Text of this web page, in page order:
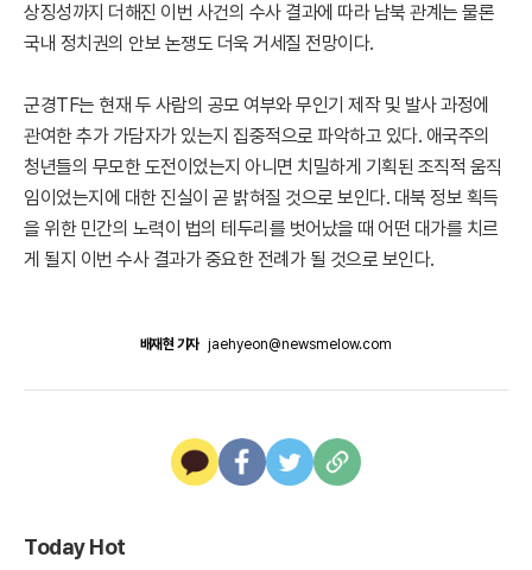
상징성까지 더해진 이번 사건의 수사 결과에 따라 남북 관계는 물론
국내 정치권의 안보 논쟁도 더욱 거세질 전망이다.
군경TF는 현재 두 사람의 공모 여부와 무인기 제작 및 발사 과정에
관여한 추가 가담자가 있는지 집중적으로 파악하고 있다. 애국주의
청년들의 무모한 도전이었는지 아니면 치밀하게 기획된 조직적 움직
임이었는지에 대한 진실이 곧 밝혀질 것으로 보인다. 대북 정보 획득
을 위한 민간의 노력이 법의 테두리를 벗어났을 때 어떤 대가를 치르
게 될지 이번 수사 결과가 중요한 전례가 될 것으로 보인다.
배재현 기자 jaehyeon@newsmelow.com
Today Hot